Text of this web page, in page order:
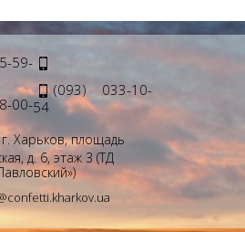
59-
00-
(093) 033-10-
54
Харьков, площадь
д. 6, этаж 3 (ТД